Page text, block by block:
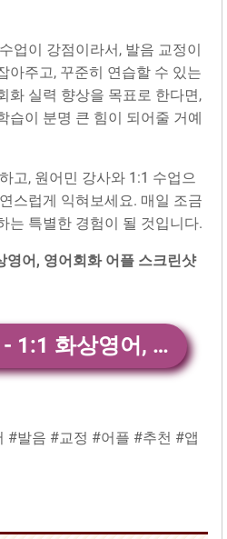
업이 강점이라서, 발음 교정이
아주고, 꾸준히 연습할 수 있는
화 실력 향상을 목표로 한다면,
습이 분명 큰 힘이 되어줄 거예
고, 원어민 강사와 1:1 수업으
스럽게 익혀보세요. 매일 조금
는 특별한 경험이 될 것입니다.
어, 영어회화 어플 스크린샷
링글 (Ringle) - 1:1 화상영어, 영어회화 앱 다운
#발음 #교정 #어플 #추천 #앱